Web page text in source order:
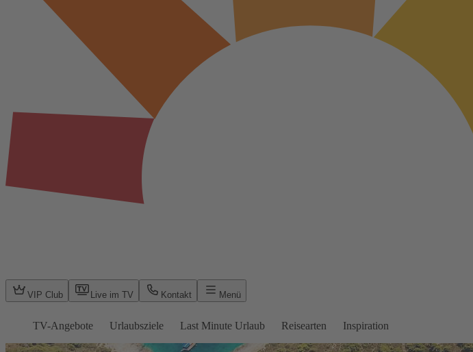
VIP Club Live im TV Kontakt Menü
TV-Angebote Urlaubsziele Last Minute Urlaub Reisearten Inspiration